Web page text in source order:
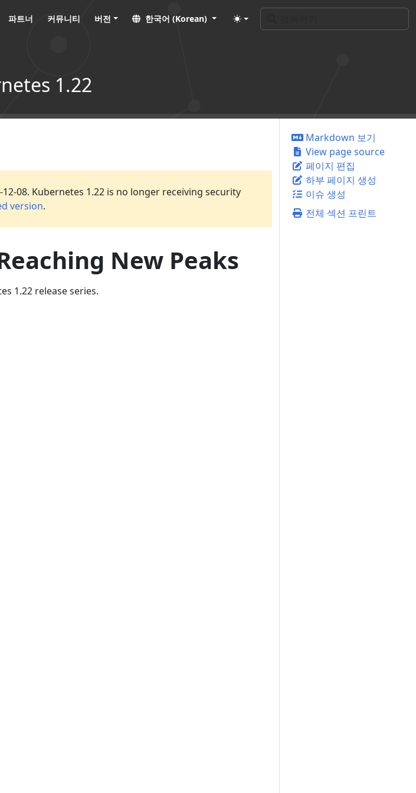
파트너 커뮤니티 버전 한국어 (Korean)
1.22
Markdown 보기
View page source
페이지 편집
하부 페이지 생성
이슈 생성
전체 섹션 프린트
08. Kubernetes 1.22 is no longer receiving security
version.
New Peaks
1.22 release series.